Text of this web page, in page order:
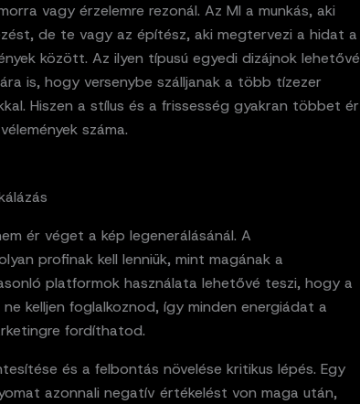
vagy érzelemre rezonál. Az MI a munkás, aki
de te vagy az építész, aki megtervezi a hidat a
között. Az ilyen típusú egyedi dizájnok lehetővé
is, hogy versenybe szálljanak a több tízezer
Hiszen a stílus és a frissesség gyakran többet ér
száma.
ér véget a kép legenerálásánál. A
profinak kell lenniük, mint magának a
platformok használata lehetővé teszi, hogy a
kelljen foglalkoznod, így minden energiádat a
fordíthatod.
és a felbontás növelése kritikus lépés. Egy
azonnali negatív értékelést von maga után,